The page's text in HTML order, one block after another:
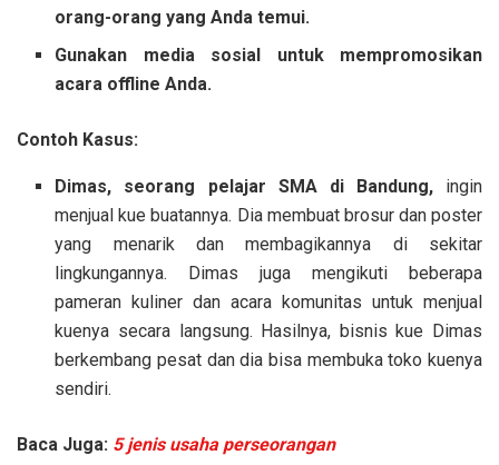
orang-orang yang Anda temui.
Gunakan media sosial untuk mempromosikan
acara offline Anda.
Contoh Kasus:
Dimas, seorang pelajar SMA di Bandung,ingin
menjual kue buatannya. Dia membuat brosur dan poster
yang menarik dan membagikannya di sekitar
lingkungannya. Dimas juga mengikuti beberapa
pameran kuliner dan acara komunitas untuk menjual
kuenya secara langsung. Hasilnya, bisnis kue Dimas
berkembang pesat dan dia bisa membuka toko kuenya
sendiri.
Baca Juga: 5 jenis usaha perseorangan